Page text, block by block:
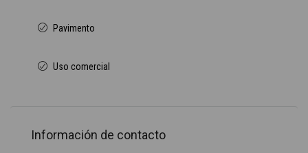
Pavimento
Uso comercial
Información de contacto